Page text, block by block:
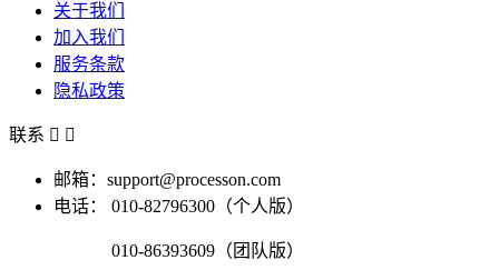
关于我们
加入我们
服务条款
隐私政策
联系  
邮箱：support@processon.com
电话：
010-82796300（个人版）
010-86393609（团队版）